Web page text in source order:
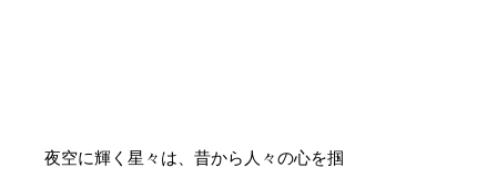
夜空に輝く星々は、昔から人々の心を掴